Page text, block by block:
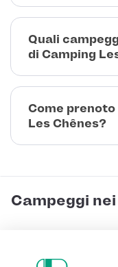
Quali
di Camping
Come
Les Chênes?
Campeggi